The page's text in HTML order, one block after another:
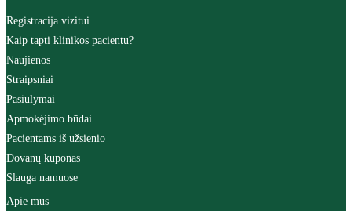
Registracija vizitui
Kaip tapti klinikos pacientu?
Naujienos
Straipsniai
Pasiūlymai
Apmokėjimo būdai
Pacientams iš užsienio
Dovanų kuponas
Slauga namuose
Apie mus